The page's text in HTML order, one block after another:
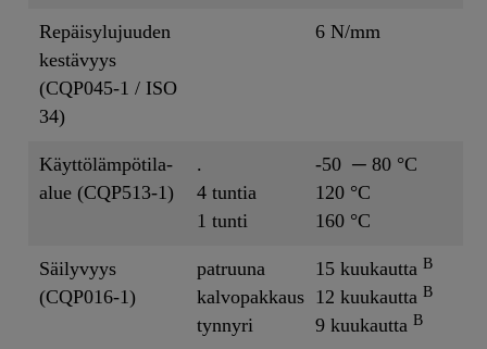
Repäisylujuuden
kestävyys
(CQP045-1 / ISO
34)
6 N/mm
Käyttölämpötila-
alue (CQP513-1)
.
4 tuntia
1 tunti
-50 ─ 80 °C
120 °C
160 °C
Säilyvyys
(CQP016-1)
patruuna
kalvopakkaus
tynnyri
15 kuukautta B
12 kuukautta B
9 kuukautta B